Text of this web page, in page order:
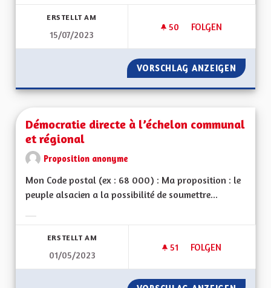
ERSTELLT AM
15/07/2023
50 50 FOLLOWER
FOLGEN
FAIRE DU
VORSCHLAG ANZEIGEN FAIRE
Démocratie directe à l’échelon communal
et régional
Proposition anonyme
Mon Code postal (ex : 68 000) : Ma proposition : le
peuple alsacien a la possibilité de soumettre...
ERSTELLT AM
01/05/2023
51 51 FOLLOWER
FOLGEN
DÉMOCRATIE